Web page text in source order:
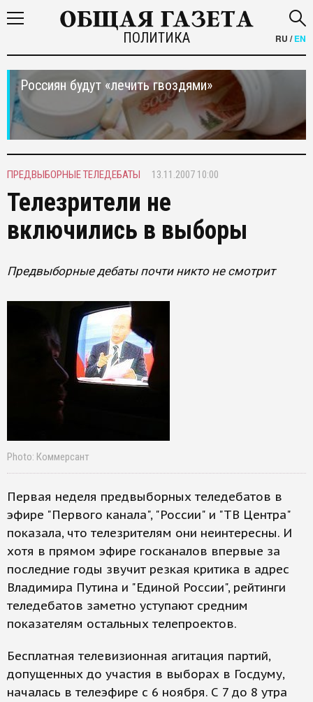
ПОЛИТИКА RU /EN
Россиян будут «лечить гвоздями»
ПРЕДВЫБОРНЫЕ ТЕЛЕДЕБАТЫ 13.11.2007 10:00
Телезрители не
включились в выборы
Предвыборные дебаты почти никто не смотрит
Photo: Коммерсант
Первая неделя предвыборных теледебатов в
эфире "Первого канала", "России" и "ТВ Центра"
показала, что телезрителям они неинтересны. И
хотя в прямом эфире госканалов впервые за
последние годы звучит резкая критика в адрес
Владимира Путина и "Единой России", рейтинги
теледебатов заметно уступают средним
показателям остальных телепроектов.
Бесплатная телевизионная агитация партий,
допущенных до участия в выборах в Госдуму,
началась в телеэфире с 6 ноября. С 7 до 8 утра